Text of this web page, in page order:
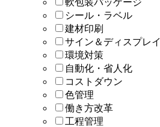
軟包装パッケージ
シール・ラベル
建材印刷
サイン＆ディスプレイ
環境対策
自動化・省人化
コストダウン
色管理
働き方改革
工程管理